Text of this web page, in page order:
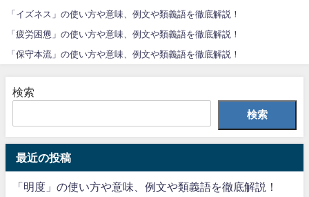
「イズネス」の使い方や意味、例文や類義語を徹底解説！
「疲労困憊」の使い方や意味、例文や類義語を徹底解説！
「保守本流」の使い方や意味、例文や類義語を徹底解説！
検索
検索
最近の投稿
「明度」の使い方や意味、例文や類義語を徹底解説！